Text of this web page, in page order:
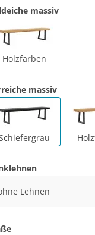
massiv
Holzfarben
massiv
Lehnen